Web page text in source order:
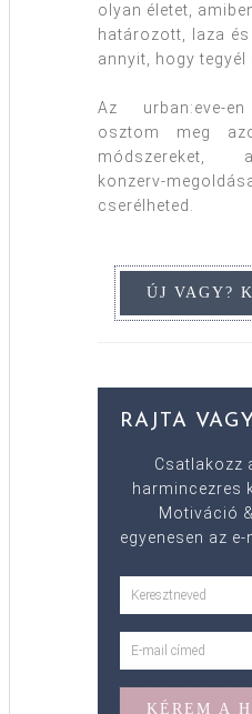
olyan életet,
határozott, laza
annyit, hogy tegyél
Az urban:eve-
osztom meg
módszereket,
konzerv-
cserélheted.
RAJTA
Csatlakozz
harmincezres
Motiváció
egyenesen az